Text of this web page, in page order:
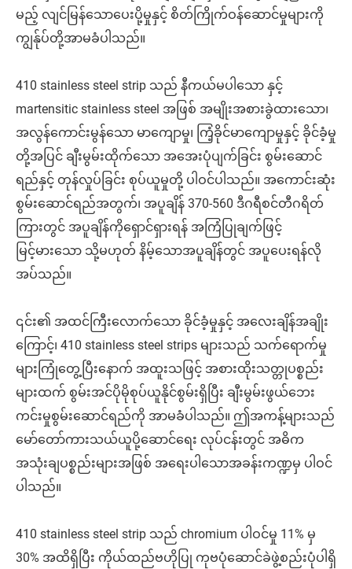
မည့် လျင်မြန်သောပေးပို့မှုနှင့် စိတ်ကြိုက်ဝန်ဆောင်မှုများကို
ကျွန်ုပ်တို့အာမခံပါသည်။
410 stainless steel strip သည် နီကယ်မပါသော နှင့်
martensitic stainless steel အဖြစ် အမျိုးအစားခွဲထားသော၊
အလွန်ကောင်းမွန်သော မာကျောမှု၊ ကြံ့ခိုင်မာကျောမှုနှင့် ခိုင်ခံ့မှု
တို့အပြင် ချီးမွမ်းထိုက်သော အအေးပုံပျက်ခြင်း စွမ်းဆောင်
ရည်နှင့် တုန်လှုပ်ခြင်း စုပ်ယူမှုတို့ ပါဝင်ပါသည်။ အကောင်းဆုံး
စွမ်းဆောင်ရည်အတွက်၊ အပူချိန် 370-560 ဒီဂရီစင်တီဂရိတ်
ကြားတွင် အပူချိန်ကိုရှောင်ရှားရန် အကြံပြုချက်ဖြင့်
မြင့်မားသော သို့မဟုတ် နိမ့်သောအပူချိန်တွင် အပူပေးရန်လို
အပ်သည်။
၎င်း၏ အထင်ကြီးလောက်သော ခိုင်ခံ့မှုနှင့် အလေးချိန်အချိုး
ကြောင့်၊ 410 stainless steel strips များသည် သက်ရောက်မှု
များကြုံတွေ့ပြီးနောက် အထူးသဖြင့် အစားထိုးသတ္တုပစ္စည်း
များထက် စွမ်းအင်ပိုမိုစုပ်ယူနိုင်စွမ်းရှိပြီး ချီးမွမ်းဖွယ်ဘေး
ကင်းမှုစွမ်းဆောင်ရည်ကို အာမခံပါသည်။ ဤအကန့်များသည်
မော်တော်ကားသယ်ယူပို့ဆောင်ရေး လုပ်ငန်းတွင် အဓိက
အသုံးချပစ္စည်းများအဖြစ် အရေးပါသောအခန်းကဏ္ဍမှ ပါဝင်
ပါသည်။
410 stainless steel strip သည် chromium ပါဝင်မှု 11% မှ
30% အထိရှိပြီး ကိုယ်ထည်ဗဟိုပြု ကုဗပုံဆောင်ခဲဖွဲ့စည်းပုံပါရှိ